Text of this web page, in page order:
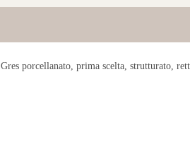
Gres porcellanato, prima scelta, strutturato,